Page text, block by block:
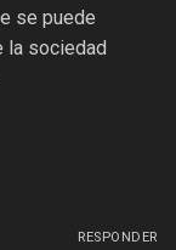
se puede
la sociedad
RESPONDER